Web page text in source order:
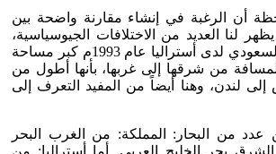
أن الرغبة في إنشاء مقارنة واضحة بين
يظهر لنا العديد من الاختلافات الجيوسياسية،
وقد وصف السفير السعودي لدى أستراليا عام 1993م كبر مساحة
من شرقها إلى غربها، بأنها أطول من
إلى لندن، وهنا أيضاً من المفيد التعرف إلى
عدد من البحار: المملكة: من الغرب البحر